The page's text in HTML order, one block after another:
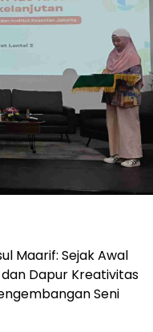
Maarif: Sejak Awal
Dapur Kreativitas
Seni